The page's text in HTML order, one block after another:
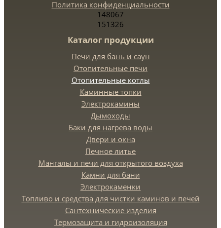
Политика конфиденциальности
148067
151326
Каталог продукции
Печи для бань и саун
Отопительные печи
Отопительные котлы
Каминные топки
Электрокамины
Дымоходы
Баки для нагрева воды
Двери и окна
Печное литье
Мангалы и печи для открытого воздуха
Камни для бани
Электрокаменки
Топливо и средства для чистки каминов и печей
Сантехнические изделия
Термозащита и гидроизоляция